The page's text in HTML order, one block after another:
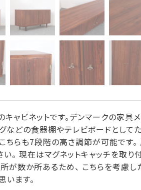
ャビネットです。デンマークの家
などの食器棚やテレビボードとし
らも7段階の高さ調節が可能です
。 現在はマグネットキャッチを取
数か所あるため、 こちらを考慮し
います。